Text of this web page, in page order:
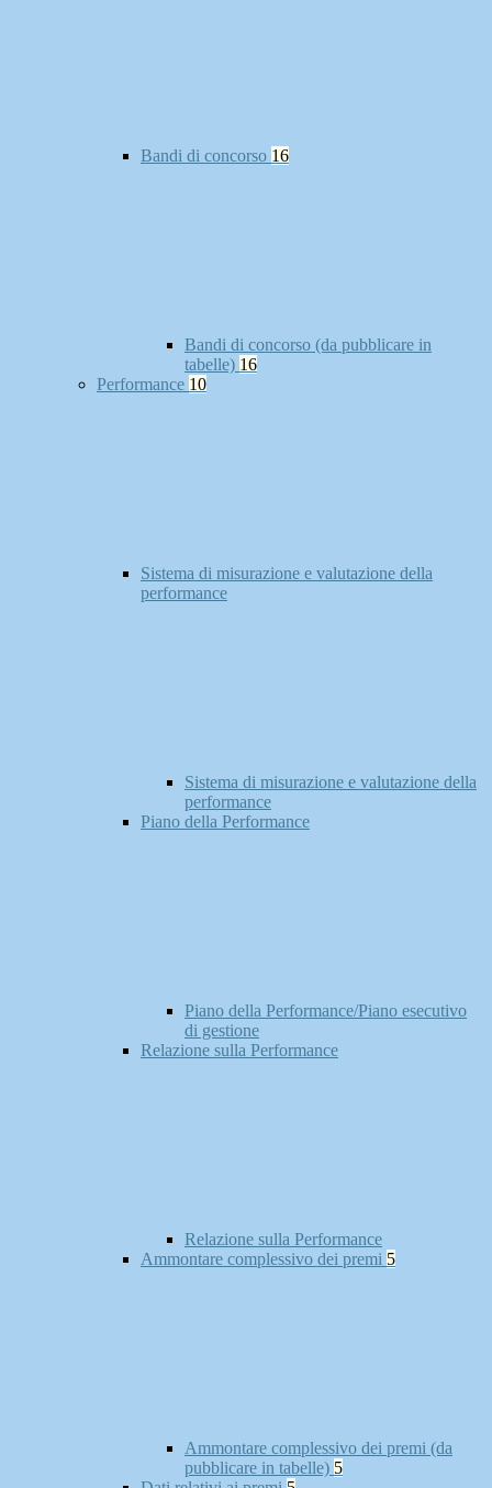
Bandi di concorso 16
Bandi di concorso (da pubblicare in
tabelle) 16
Performance 10
Sistema di misurazione e valutazione della
performance
Sistema di misurazione e valutazione della
performance
Piano della Performance
Piano della Performance/Piano esecutivo
di gestione
Relazione sulla Performance
Relazione sulla Performance
Ammontare complessivo dei premi 5
Ammontare complessivo dei premi (da
pubblicare in tabelle) 5